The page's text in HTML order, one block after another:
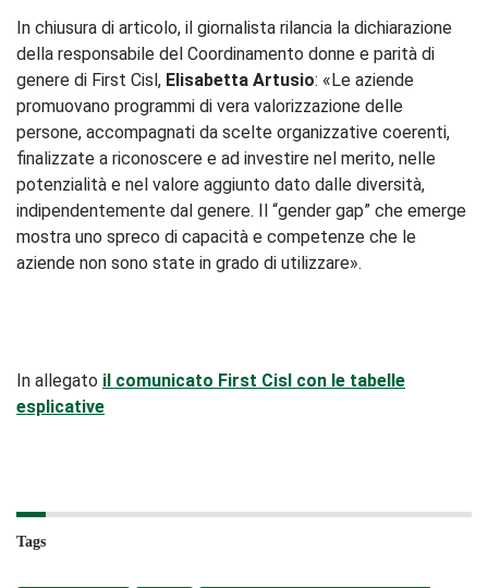
In chiusura di articolo, il giornalista rilancia la dichiarazione
della responsabile del Coordinamento donne e parità di
genere di First Cisl, Elisabetta Artusio: «Le aziende
promuovano programmi di vera valorizzazione delle
persone, accompagnati da scelte organizzative coerenti,
finalizzate a riconoscere e ad investire nel merito, nelle
potenzialità e nel valore aggiunto dato dalle diversità,
indipendentemente dal genere. Il “gender gap” che emerge
mostra uno spreco di capacità e competenze che le
aziende non sono state in grado di utilizzare».
In allegato il comunicato First Cisl con le tabelle
esplicative
Tags